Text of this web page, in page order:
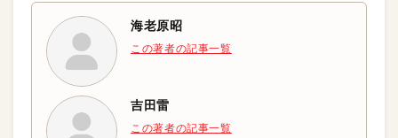
海老原昭
この著者の記事一覧
吉田雷
この著者の記事一覧